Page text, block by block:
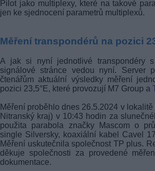
Pilot jako multiplexy, které na takové
jen ke sjednocení parametrů multiplexů.
Měření transpondérů na pozici
A jak si nyní jednotlivé transpondéry
signálové stránce vedou nyní. Server
čtenářům aktuální výsledky měření
pozici 23,5°E, které provozují M7 Group a
Měření proběhlo dnes 26.5.2024 v
Nitranský kraj) v 10:43 hodin za
použita parabola značky Mascom o
single Silversky, koaxiální kabel Cavel
Měření uskutečnila společnost TP plus.
děkuje společnosti za provedené
dokumentace.